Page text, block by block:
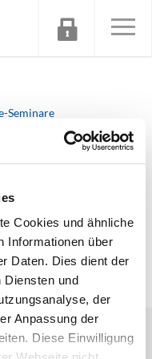
Cookies und ähnliche
Informationen über
Daten. Dies dient der
Diensten und
der
Anpassung der
Diese Einwilligung
Seminare
KI-Associate im
leider nicht